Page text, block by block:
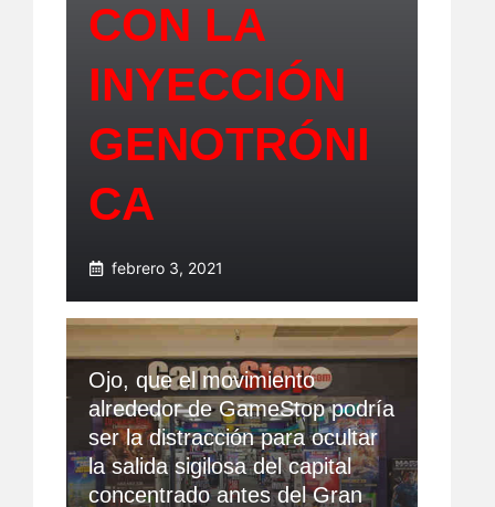
CON LA
INYECCIÓN
GENOTRÓNI
CA
febrero 3, 2021
Ojo, que el movimiento
alrededor de GameStop podría
ser la distracción para ocultar
la salida sigilosa del capital
concentrado antes del Gran